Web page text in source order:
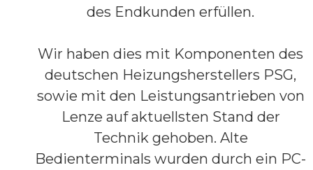
des Endkunden erfüllen.
Wir haben dies mit Komponenten des
deutschen Heizungsherstellers PSG,
sowie mit den Leistungsantrieben von
Lenze auf aktuellsten Stand der
Technik gehoben. Alte
Bedienterminals wurden durch ein PC-